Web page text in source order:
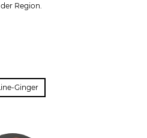
Region.
Ginger